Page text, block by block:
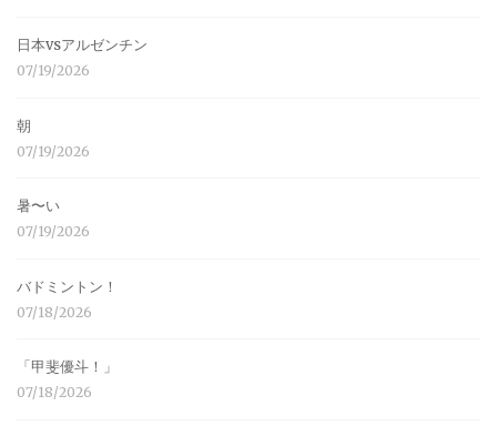
日本vsアルゼンチン
07/19/2026
朝
07/19/2026
暑〜い
07/19/2026
バドミントン！
07/18/2026
「甲斐優斗！」
07/18/2026